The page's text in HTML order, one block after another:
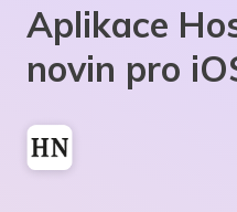
Aplikace
novin pro